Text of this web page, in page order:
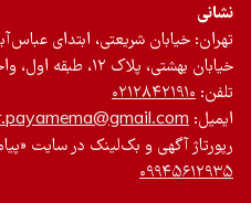
خیابان شریعتی، ابتدای عباس‌آباد،
بهشتی، پلاک ۱۲، طبقه اول، واحد ۱
۰۲۱۲۸۴۲۱۹۱۰
آگهی و بک‌لینک در سایت «پیام ما»: